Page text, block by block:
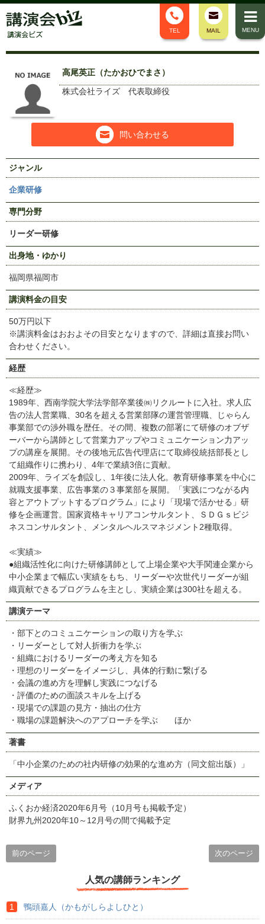
MENU
TEL MAIL
高尾英正（たかおひでまさ）
株式会社ライズ 代表取締役
問い合わせる
ジャンル
企業研修
専門分野
リーダー研修
出身地・ゆかり
福岡県福岡市
講演料金の目安
50万円以下
※講演料金はおおよその目安となりますので、詳細は直接お問い
合わせください。
経歴
≪経歴≫
1989年、西南学院大学法学部卒業後㈱リクルートに入社。求人広
告の法人営業職、30名を超える営業部隊の運営管理職、じゃらん
事業部での渉外職を歴任。その間、複数の部署にて研修のオブザ
ーバーから講師として営業力アップやコミュニケーション力アッ
プの講座を展開。その後地元広告代理店にて取締役統括部長とし
て組織作りに携わり、4年で業績3倍に貢献。
2009年、ライズを創設し、1年後に法人化。教育研修事業を中心に
就職支援事業、広告事業の３事業部を展開。「実践につながる内
容とアウトプットするプログラム」により「現場で活かせる」研
修を企画運営。国家資格キャリアコンサルタント、ＳＤＧｓビジ
ネスコンサルタント、メンタルヘルスマネジメント2種取得。
≪実績≫
●組織活性化に向けた研修講師として上場企業や大手関連企業から
中小企業まで幅広い実績をもち、リーダーや次世代リーダーが組
織貢献できるプログラムを主とし、実績企業は300社を超える。
講演テーマ
・部下とのコミュニケーションの取り方を学ぶ
・リーダーとして対人折衝力を学ぶ
・組織におけるリーダーの考え方を知る
・理想のリーダーをイメージし、具体的行動に繋げる
・会議の進め方を理解し実践につなげる
・評価のための面談スキルを上げる
・現場での課題の見方・抽出の仕方
・職場の課題解決へのアプローチを学ぶ ほか
著書
「中小企業のための社内研修の効果的な進め方（同文舘出版）」
メディア
ふくおか経済2020年6月号（10月号も掲載予定）
財界九州2020年10～12月号の間で掲載予定
前のページ 次のページ
人気の講師ランキング
鴨頭嘉人（かもがしらよしひと）